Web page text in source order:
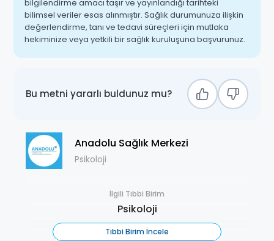
bilgilendirme amacı taşır ve yayınlandığı tarihteki
bilimsel veriler esas alınmıştır. Sağlık durumunuza ilişkin
değerlendirme, tanı ve tedavi süreçleri için mutlaka
hekiminize veya yetkili bir sağlık kuruluşuna başvurunuz.
Bu metni yararlı buldunuz mu?
Anadolu Sağlık Merkezi
Psikoloji
İlgili Tıbbi Birim
Psikoloji
Tıbbi Birim İncele